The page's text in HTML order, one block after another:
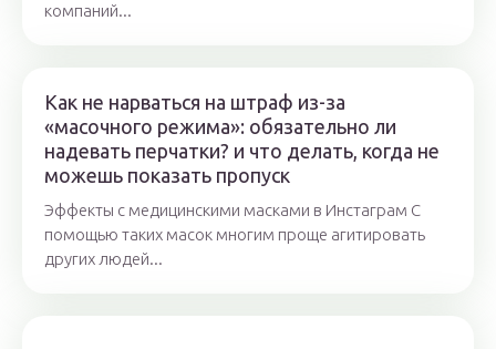
компаний...
Как не нарваться на штраф из-за
«масочного режима»: обязательно ли
надевать перчатки? и что делать, когда не
можешь показать пропуск
Эффекты с медицинскими масками в Инстаграм С
помощью таких масок многим проще агитировать
других людей...